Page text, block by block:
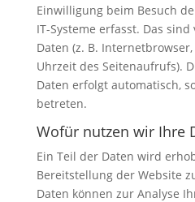
Einwilligung beim Besuch
IT-Systeme erfasst. Das
Daten (z. B.
Uhrzeit des Seitenaufrufs).
Daten erfolgt automatisch,
betreten.
Wofür nutzen wir Ihre
Ein Teil der Daten wird
Bereitstellung der Website
Daten können zur Analyse